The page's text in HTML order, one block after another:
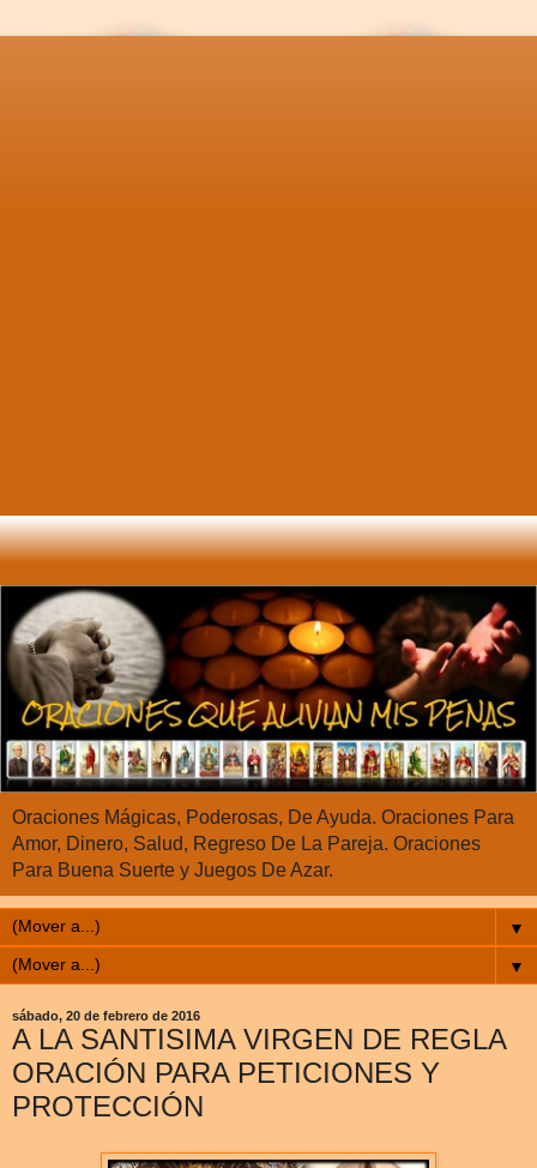
Oraciones Mágicas, Poderosas, De Ayuda. Oraciones Para
Amor, Dinero, Salud, Regreso De La Pareja. Oraciones
Para Buena Suerte y Juegos De Azar.
▼
▼
sábado, 20 de febrero de 2016
A LA SANTISIMA VIRGEN DE REGLA
ORACIÓN PARA PETICIONES Y
PROTECCIÓN